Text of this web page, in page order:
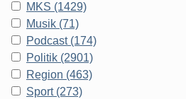
MKS (1429)
Musik (71)
Podcast (174)
Politik (2901)
Region (463)
Sport (273)